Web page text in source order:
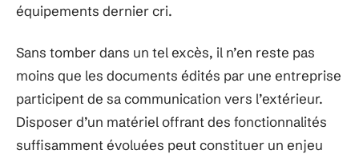
équipements dernier cri.
Sans tomber dans un tel excès, il n’en reste pas
moins que les documents édités par une entreprise
participent de sa communication vers l’extérieur.
Disposer d’un matériel offrant des fonctionnalités
suffisamment évoluées peut constituer un enjeu